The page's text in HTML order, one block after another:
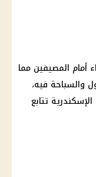
أمام المصيفين مما
والسباحة فيه،
تتابع